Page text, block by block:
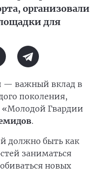
организовали
для
— важный вклад в
поколения,
«Молодой Гвардии
.
должно быть как
заниматься
новых